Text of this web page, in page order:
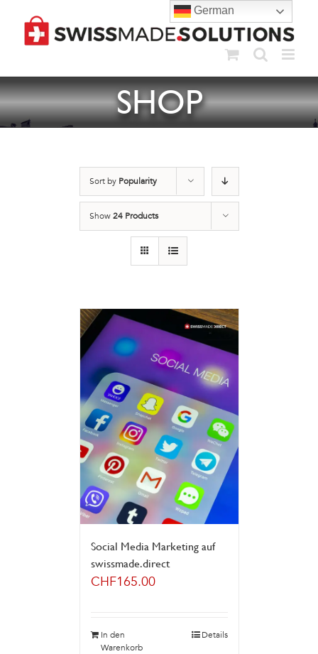
content
SHOP
Sort by Popularity
Show24 Products
Social Media Marketing auf
swissmade.direct
CHF165.00
In den
Warenkorb
Details
German